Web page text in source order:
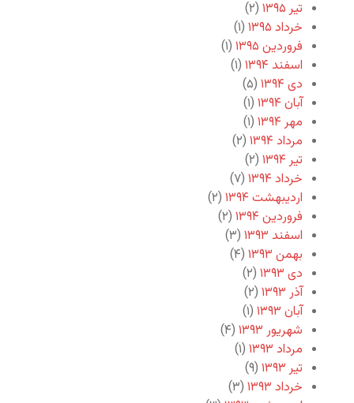
تیر ۱۳۹۵
(۲)
خرداد ۱۳۹۵
(۱)
فروردین ۱۳۹۵
(۱)
اسفند ۱۳۹۴
(۱)
دی ۱۳۹۴
(۵)
آبان ۱۳۹۴
(۱)
مهر ۱۳۹۴
(۱)
مرداد ۱۳۹۴
(۲)
تیر ۱۳۹۴
(۲)
خرداد ۱۳۹۴
(۷)
اردیبهشت ۱۳۹۴
(۲)
فروردین ۱۳۹۴
(۲)
اسفند ۱۳۹۳
(۳)
بهمن ۱۳۹۳
(۴)
دی ۱۳۹۳
(۲)
آذر ۱۳۹۳
(۲)
آبان ۱۳۹۳
(۱)
شهریور ۱۳۹۳
(۴)
مرداد ۱۳۹۳
(۱)
تیر ۱۳۹۳
(۹)
خرداد ۱۳۹۳
(۳)